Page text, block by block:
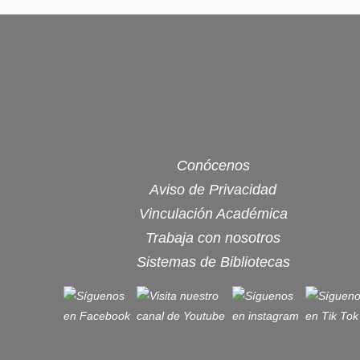
Conócenos
Aviso de Privacidad
Vinculación Académica
Trabaja con nosotros
Sistemas de Bibliotecas